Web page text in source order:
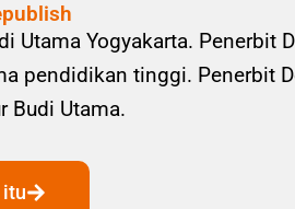
Utama Yogyakarta. Penerbit
pendidikan tinggi. Penerbit
Budi Utama.
itu